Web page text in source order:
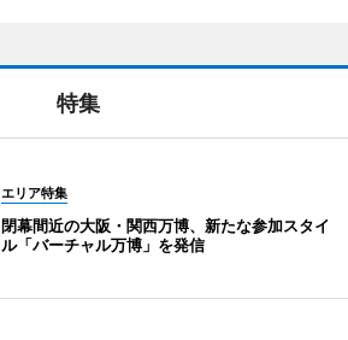
特集
エリア特集
閉幕間近の大阪・関西万博、新たな参加スタイ
ル「バーチャル万博」を発信